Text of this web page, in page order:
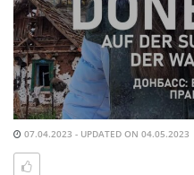
07.04.2023 - UPDATED ON 04.05.2023